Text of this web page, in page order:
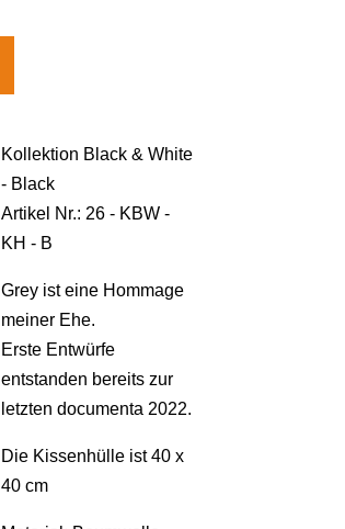
Kollektion Black & White
- Black
Artikel Nr.: 26 - KBW -
KH - B
Grey ist eine Hommage
meiner Ehe.
Erste Entwürfe
entstanden bereits zur
letzten documenta 2022.
Die Kissenhülle ist 40 x
40 cm